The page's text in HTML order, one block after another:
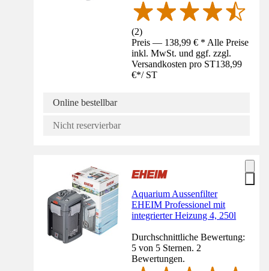
(2)
Preis — 138,99 € * Alle Preise
inkl. MwSt. und ggf. zzgl.
Versandkosten pro ST138,99
€*/ ST
Online bestellbar
Nicht reservierbar
Aquarium Aussenfilter
EHEIM Professionel mit
integrierter Heizung 4, 250l
Durchschnittliche Bewertung:
5 von 5 Sternen. 2
Bewertungen.